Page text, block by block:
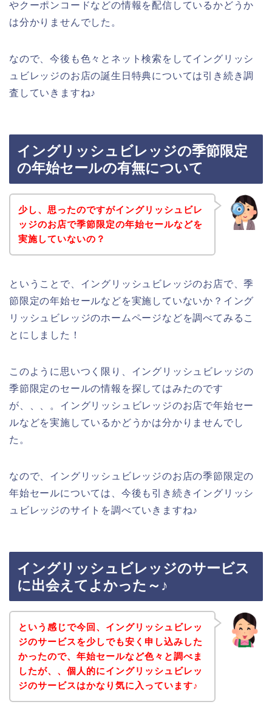
やクーポンコードなどの情報を配信しているかどうか
は分かりませんでした。
なので、今後も色々とネット検索をしてイングリッシ
ュビレッジのお店の誕生日特典については引き続き調
査していきますね♪
イングリッシュビレッジの季節限定
の年始セールの有無について
少し、思ったのですがイングリッシュビレ
ッジのお店で季節限定の年始セールなどを
実施していないの？
ということで、イングリッシュビレッジのお店で、季
節限定の年始セールなどを実施していないか？イング
リッシュビレッジのホームページなどを調べてみるこ
とにしました！
このように思いつく限り、イングリッシュビレッジの
季節限定のセールの情報を探してはみたのです
が、、、。イングリッシュビレッジのお店で年始セー
ルなどを実施しているかどうかは分かりませんでし
た。
なので、イングリッシュビレッジのお店の季節限定の
年始セールについては、今後も引き続きイングリッシ
ュビレッジのサイトを調べていきますね♪
イングリッシュビレッジのサービス
に出会えてよかった～♪
という感じで今回、イングリッシュビレッ
ジのサービスを少しでも安く申し込みした
かったので、年始セールなど色々と調べま
したが、、個人的にイングリッシュビレッ
ジのサービスはかなり気に入っています♪